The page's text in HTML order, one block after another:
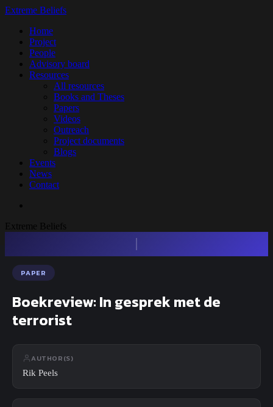
Skip
main
content
Extreme Beliefs
search
Menu
Home
Project
People
Advisory board
Resources
All resources
Books and Theses
Papers
Videos
Outreach
Project documents
Blogs
Events
News
Contact
Extreme Beliefs
Search
Search
PAPER
Boekreview: In gesprek met de
terrorist
AUTHOR(S)
Rik Peels